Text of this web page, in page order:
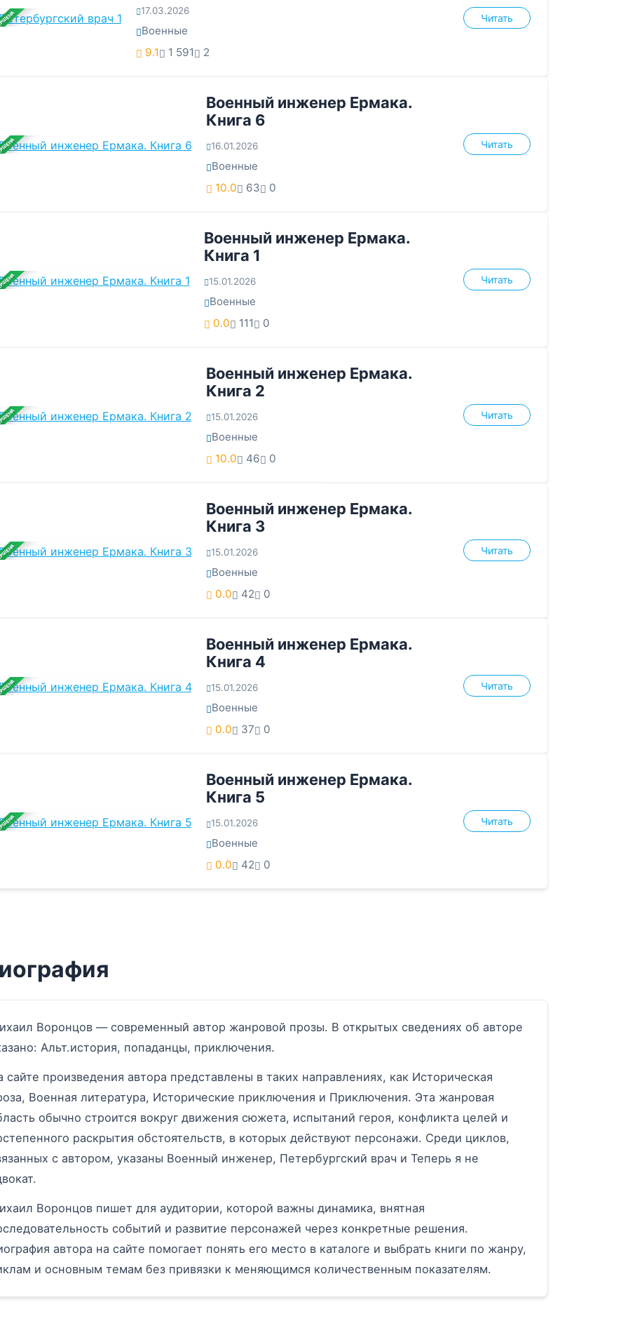
17.03.2026
Военные
9.1
1 591 2
Читать
Военный инженер Ермака.
Книга 6
16.01.2026
Военные
10.0
63 0
Читать
Военный инженер Ермака.
Книга 1
15.01.2026
Военные
0.0
111 0
Читать
Военный инженер Ермака.
Книга 2
15.01.2026
Военные
10.0
46 0
Читать
Военный инженер Ермака.
Книга 3
15.01.2026
Военные
0.0
42 0
Читать
Военный инженер Ермака.
Книга 4
15.01.2026
Военные
0.0
37 0
Читать
Военный инженер Ермака.
Книга 5
15.01.2026
Военные
0.0
42 0
Читать
Воронцов — современный автор жанровой прозы. В открытых сведениях об авторе
Альт.история, попаданцы, приключения.
сайте произведения автора представлены в таких направлениях, как Историческая
Военная литература, Исторические приключения и Приключения. Эта жанровая
обычно строится вокруг движения сюжета, испытаний героя, конфликта целей и
раскрытия обстоятельств, в которых действуют персонажи. Среди циклов,
с автором, указаны Военный инженер, Петербургский врач и Теперь я не
Воронцов пишет для аудитории, которой важны динамика, внятная
событий и развитие персонажей через конкретные решения.
автора на сайте помогает понять его место в каталоге и выбрать книги по жанру,
и основным темам без привязки к меняющимся количественным показателям.